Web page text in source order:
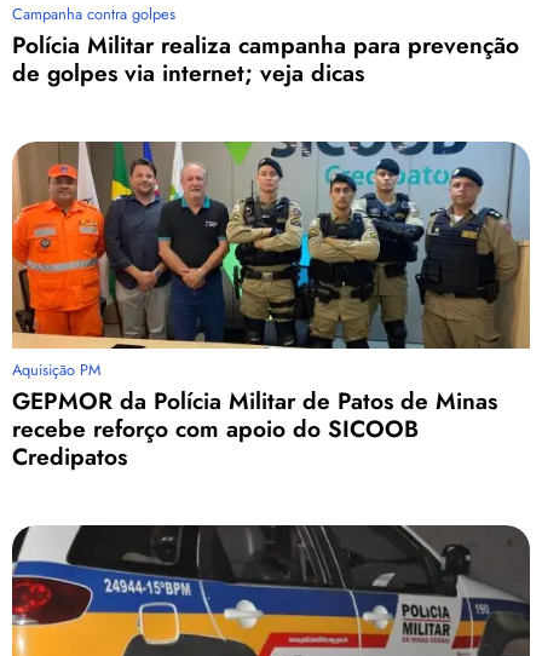
Campanha contra golpes
Polícia Militar realiza campanha para prevenção
de golpes via internet; veja dicas
Aquisição PM
GEPMOR da Polícia Militar de Patos de Minas
recebe reforço com apoio do SICOOB
Credipatos